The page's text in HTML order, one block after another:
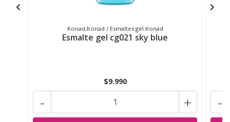
Konad,Konad / Esmaltes gel Konad
Esmalte gel cg021 sky blue
$9.990
+
- -